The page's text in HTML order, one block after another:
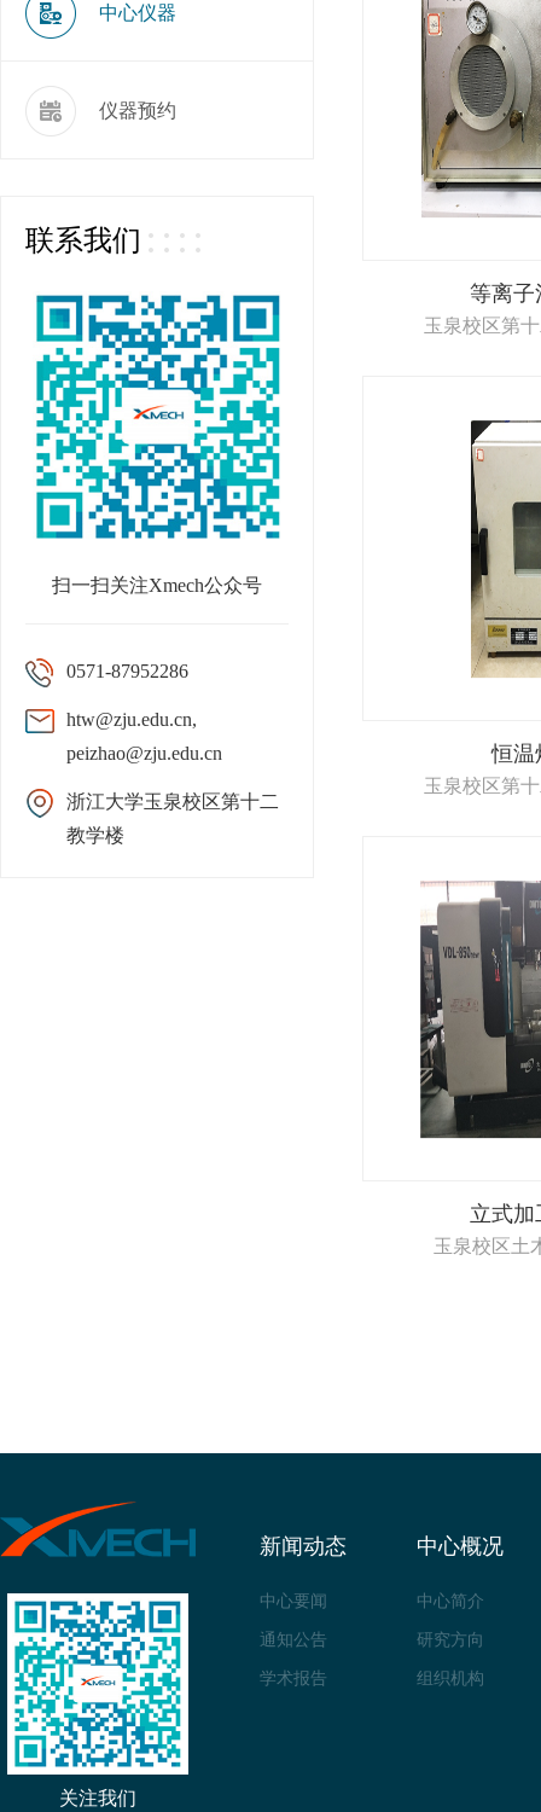
中心仪器
仪器预约
联系我们
扫一扫关注Xmech公众号
0571-87952286
htw@zju.edu.cn,
peizhao@zju.edu.cn
浙江大学玉泉校区第十二
教学楼
等离子
玉泉校区第
恒温
玉泉校区第
立式加
玉泉校区土
关注我们
新闻动态
中心要闻
通知公告
学术报告
中心概况
中心简介
研究方向
组织机构